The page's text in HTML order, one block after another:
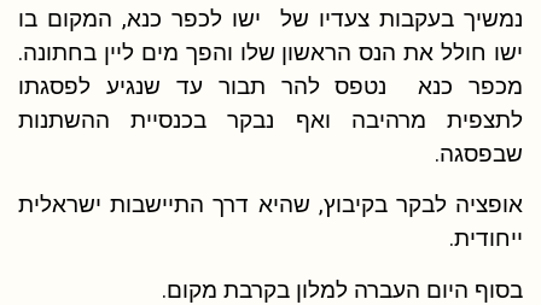
נמשיך בעקבות צעדיו של ישו לכפר כנא, המקום בו
ישו חולל את הנס הראשון שלו והפך מים ליין בחתונה.
מכפר כנא נטפס להר תבור עד שנגיע לפסגתו
לתצפית מרהיבה ואף נבקר בכנסיית ההשתנות
שבפסגה.
אופציה לבקר בקיבוץ, שהיא דרך התיישבות ישראלית
ייחודית.
בסוף היום העברה למלון בקרבת מקום.